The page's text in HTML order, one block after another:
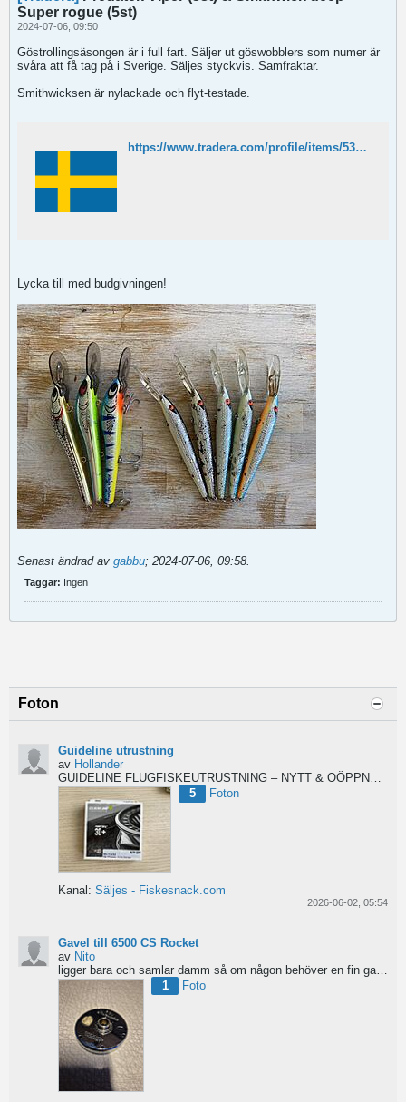
Super rogue (5st)
2024-07-06, 09:50
Göstrollingsäsongen är i full fart. Säljer ut göswobblers som numer är
svåra att få tag på i Sverige. Säljes styckvis. Samfraktar.
Smithwicksen är nylackade och flyt-testade.
https://www.tradera.com/profile/items/5328288/st-croix
Lycka till med budgivningen!
Senast ändrad av gabbu; 2024-07-06, 09:58.
Taggar: Ingen
Foton
Guideline utrustning
av Hollander
GUIDELINE FLUGFISKEUTRUSTNING – NYTT & OÖPPNAT
5
Foton
Kanal: Säljes - Fiskesnack.com
2026-06-02, 05:54
Gavel till 6500 CS Rocket
av Nito
1
Foto